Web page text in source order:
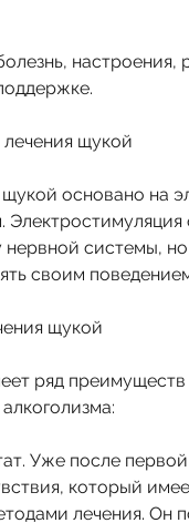
щукой
основано на
Электростимуляция
нервной системы,
своим
щукой
ряд
Уже после
который
лечения. Он